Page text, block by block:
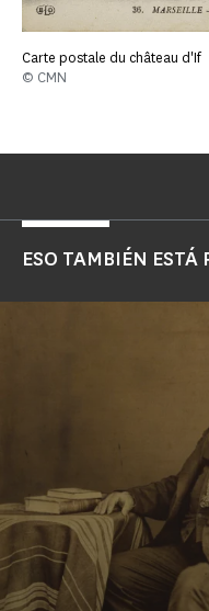
Carte postale du château d'If
© CMN
ESO TAMBIÉN ESTÁ